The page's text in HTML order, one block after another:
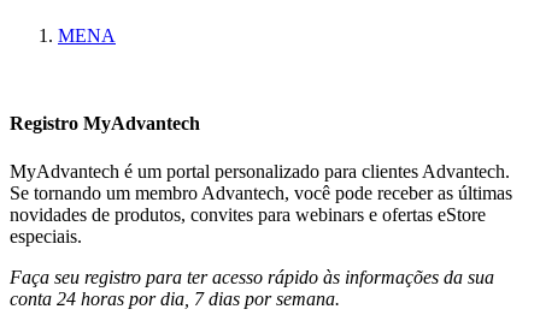
MENA
Registro MyAdvantech
MyAdvantech é um portal personalizado para clientes Advantech.
Se tornando um membro Advantech, você pode receber as últimas
novidades de produtos, convites para webinars e ofertas eStore
especiais.
Faça seu registro para ter acesso rápido às informações da sua
conta 24 horas por dia, 7 dias por semana.